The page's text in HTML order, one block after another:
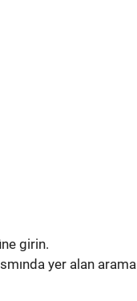
girin.
yer alan